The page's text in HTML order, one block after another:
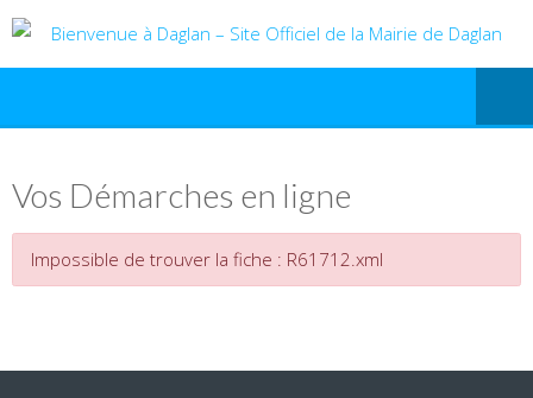
Vos Démarches en ligne
Impossible de trouver la fiche : R61712.xml